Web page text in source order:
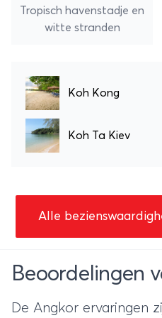
Tropisch havenstadje en
witte stranden
Koh Kong
Koh Ta Kiev
Alle
Beoordelingen
De Angkor ervaringen